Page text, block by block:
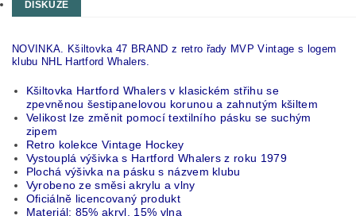
DISKUZE
NOVINKA. Kšiltovka 47 BRAND z retro řady MVP Vintage s logem
klubu NHL Hartford Whalers.
Kšiltovka Hartford Whalers v klasickém střihu se
zpevněnou šestipanelovou korunou a zahnutým kšiltem
Velikost lze změnit pomocí textilního pásku se suchým
zipem
Retro kolekce Vintage Hockey
Vystouplá výšivka s Hartford Whalers z roku 1979
Plochá výšivka na pásku s názvem klubu
Vyrobeno ze směsi akrylu a vlny
Oficiálně licencovaný produkt
Materiál: 85% akryl, 15% vlna